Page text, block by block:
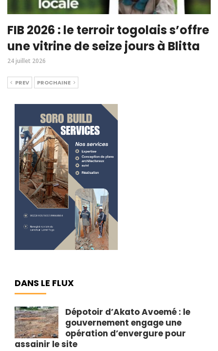
FIB 2026 : le terroir togolais s’offre
une vitrine de seize jours à Blitta
24 juillet 2026
PREV PROCHAINE
DANS LE FLUX
Dépotoir d’Akato Avoemé : le
gouvernement engage une
opération d’envergure pour
assainir le site